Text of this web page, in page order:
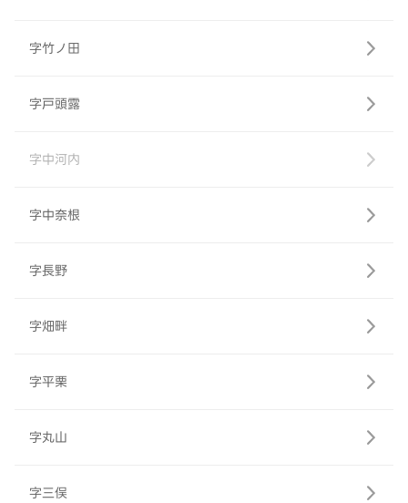
字竹ノ田
字戸頭露
字中河内
字中奈根
字長野
字畑畔
字平栗
字丸山
字三俣